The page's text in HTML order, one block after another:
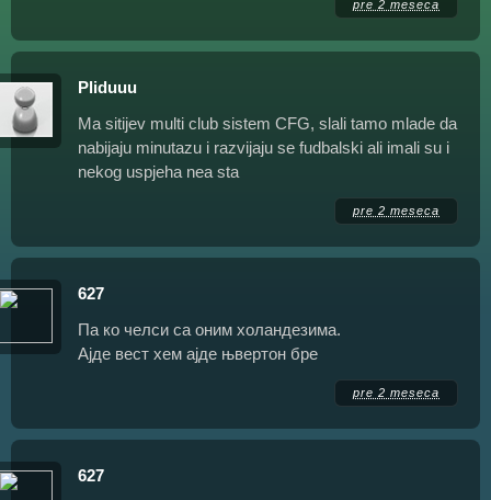
pre 2 meseca
Pliduuu
Ma sitijev multi club sistem CFG, slali tamo mlade da
nabijaju minutazu i razvijaju se fudbalski ali imali su i
nekog uspjeha nea sta
pre 2 meseca
627
Па ко челси са оним холандезима.
Ајде вест хем ајде њвертон бре
pre 2 meseca
627